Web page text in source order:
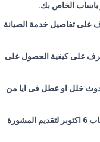
باساب الخاص بك.
على تفاصيل خدمة الصيانة
على كيفية الحصول على
خلل او عطل فى ايا من
ولذلك ،اتصل بنا على رقم مركز خدمة صيانة باساب 6 اكتوبر لتقديم المشورة